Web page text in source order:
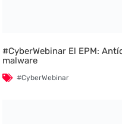
#CyberWebinar El EPM:
malware
#CyberWebinar